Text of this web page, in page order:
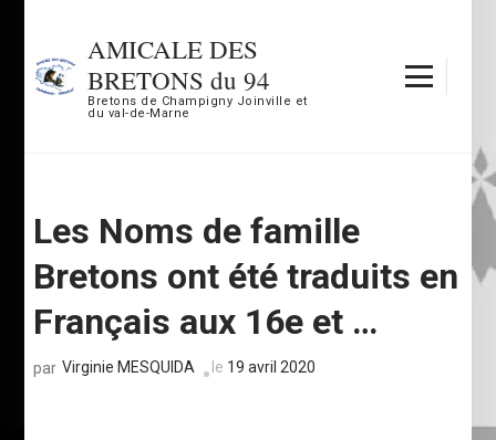
contenu
(Pressez
AMICALE DES
BRETONS du 94
Bretons de Champigny Joinville et
du val-de-Marne
Les Noms de famille
Bretons ont été traduits en
Français aux 16e et …
par Virginie MESQUIDA le 19 avril 2020